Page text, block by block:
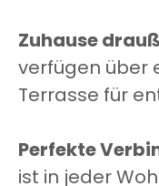
Zuhause
verfügen über
Terrasse für
Perfekte
ist in jeder